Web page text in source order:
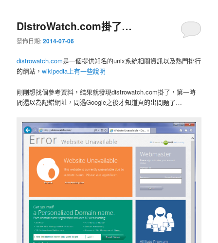
DistroWatch.com掛了…
發佈日期:2014-07-06
distrowatch.com是一個提供知名的unix系統相關資訊以及熱門排行
的網站，wikipedia上有一些說明
剛剛想找個參考資料，結果就發現distrowatch.com掛了，第一時
間還以為記錯網址，問過Google之後才知道真的出問題了…